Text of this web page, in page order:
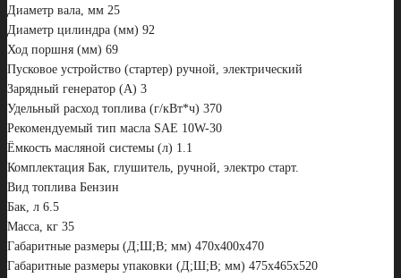
Диаметр вала, мм 25
Диаметр цилиндра (мм) 92
Ход поршня (мм) 69
Пусковое устройство (стартер) ручной, электрический
Зарядный генератор (А) 3
Удельный расход топлива (г/кВт*ч) 370
Рекомендуемый тип масла SAE 10W-30
Ёмкость масляной системы (л) 1.1
Комплектация Бак, глушитель, ручной, электро старт.
Вид топлива Бензин
Бак, л 6.5
Масса, кг 35
Габаритные размеры (Д;Ш;В; мм) 470х400х470
Габаритные размеры упаковки (Д;Ш;В; мм) 475х465х520